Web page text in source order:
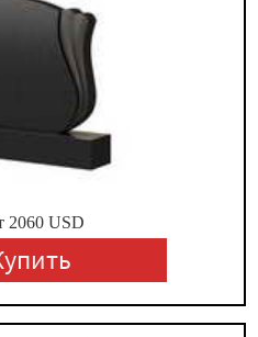
2060USD